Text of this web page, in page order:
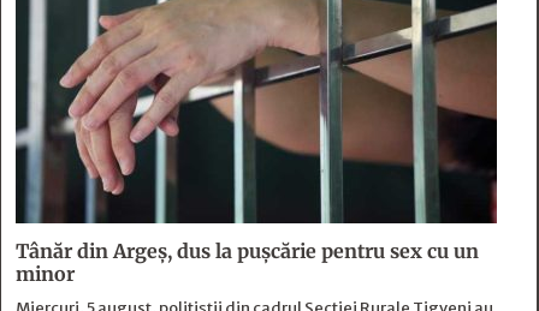
Tânăr din Argeș, dus la pușcărie pentru sex cu un
minor